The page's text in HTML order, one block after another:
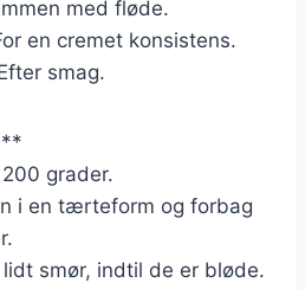
med fløde.
en cremet konsistens.
smag.
grader.
i en tærteform og forbag
smør, indtil de er bløde.